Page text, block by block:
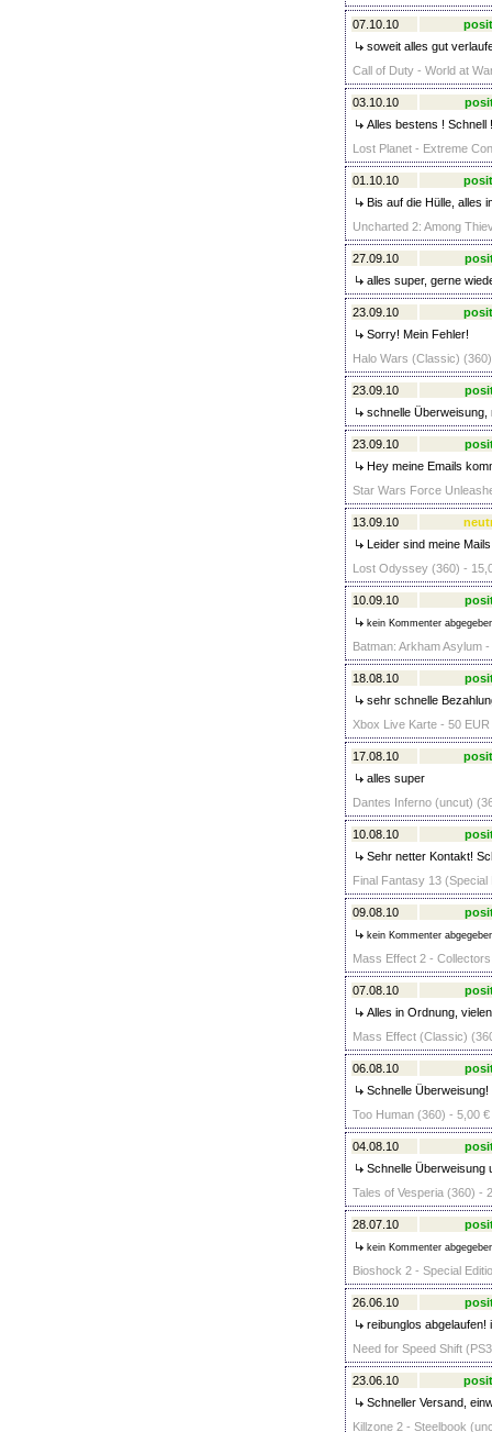
07.10.10
soweit alles gut
Call of Duty - World at
03.10.10
Alles bestens ! Schnell
Lost Planet - Extreme
01.10.10
Bis auf die Hülle, alles
Uncharted 2: Among
27.09.10
alles super, gerne
23.09.10
Sorry! Mein Fehler!
Halo Wars (Classic)
23.09.10
schnelle
23.09.10
Hey meine Emails
Star Wars Force
13.09.10
Leider sind meine
Lost Odyssey (360) -
10.09.10
kein Kommenter
Batman: Arkham Asylum
18.08.10
sehr schnelle
Xbox Live Karte - 50
17.08.10
alles super
Dantes Inferno (uncut)
10.08.10
Sehr netter Kontakt!
Final Fantasy 13
09.08.10
kein Kommenter
Mass Effect 2 -
07.08.10
Alles in Ordnung,
Mass Effect (Classic)
06.08.10
Schnelle Überweisung!
Too Human (360) - 5,00 €
04.08.10
Schnelle Überweisung
Tales of Vesperia (360) -
28.07.10
kein Kommenter
Bioshock 2 - Special
26.06.10
reibunglos abgelaufen!
Need for Speed Shift
23.06.10
Schneller Versand,
Killzone 2 - Steelbook